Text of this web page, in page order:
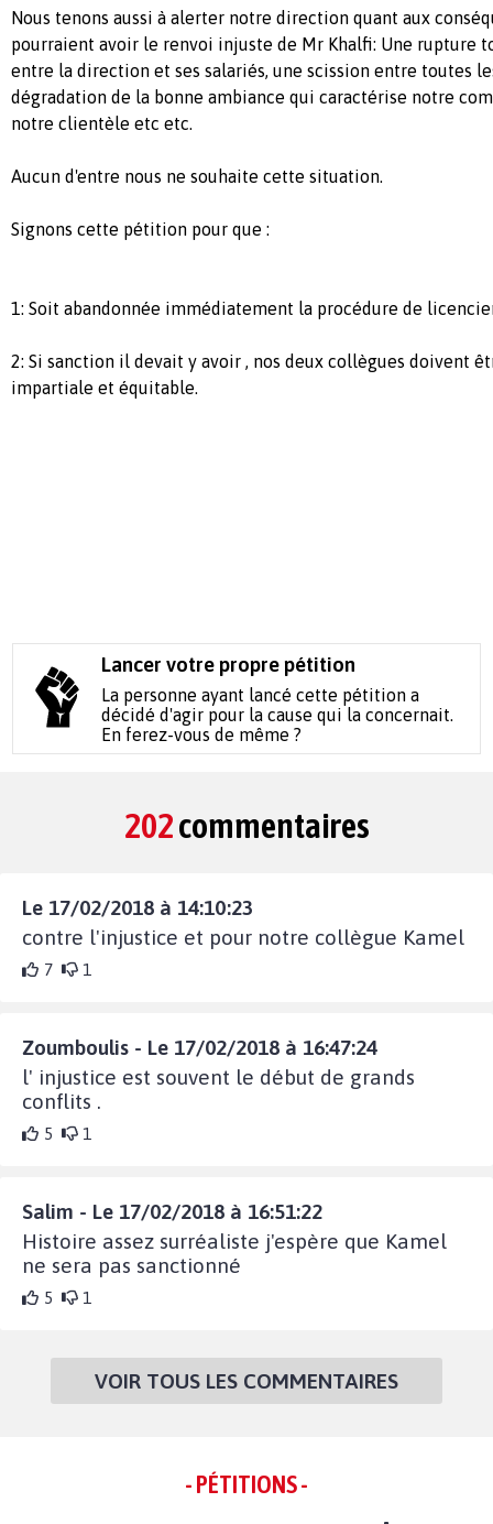
Nous tenons aussi à alerter notre direction quant aux
pourraient avoir le renvoi injuste de Mr Khalfi: Une rupture
entre la direction et ses salariés, une scission entre toutes
dégradation de la bonne ambiance qui caractérise notre
notre clientèle etc etc.
Aucun d'entre nous ne souhaite cette situation.
Signons cette pétition pour que :
1: Soit abandonnée immédiatement la procédure de
2: Si sanction il devait y avoir , nos deux collègues doivent
impartiale et équitable.
Lancer votre propre pétition
La personne ayant lancé cette pétition a
décidé d'agir pour la cause qui la concernait.
En ferez-vous de même ?
202commentaires
Le 17/02/2018 à 14:10:23
contre l'injustice et pour notre collègue Kamel
7 1
Zoumboulis - Le 17/02/2018 à 16:47:24
l' injustice est souvent le début de grands
conflits .
5 1
Salim - Le 17/02/2018 à 16:51:22
Histoire assez surréaliste j'espère que Kamel
ne sera pas sanctionné
5 1
VOIR TOUS LES COMMENTAIRES
- PÉTITIONS -